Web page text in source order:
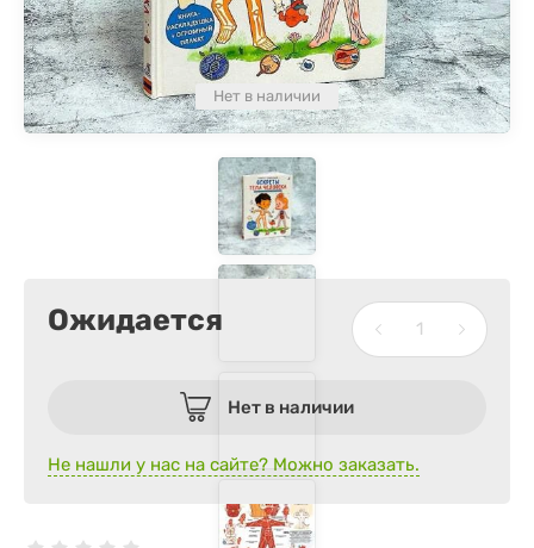
Нет в наличии
Ожидается
Нет в наличии
Не нашли у нас на сайте? Можно заказать.